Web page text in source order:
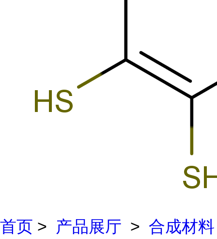
首页 > 产品展厅 > 合成材料